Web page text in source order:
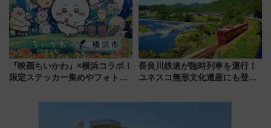
『映画ちいかわ』×横浜コラボ！
限定ステッカー集めやフォトス
いを満喫しよう（花火鑑賞会応
長良川鉄道が臨時列車を運行！
ユネスコ無形文化遺産にも登録
に 乗車には予約が必要